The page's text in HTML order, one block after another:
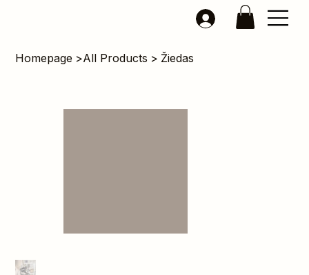
Homepage >All Products > Žiedas